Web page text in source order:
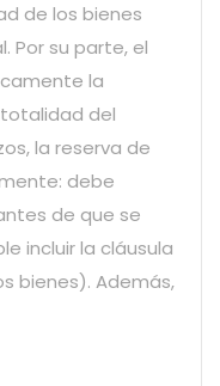
de los bienes
Por su parte, el
la
del
la reserva de
debe
de que se
incluir la cláusula
bienes). Además,